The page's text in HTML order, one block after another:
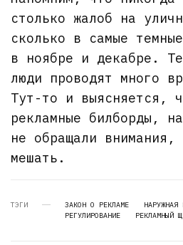
столько жалоб на
сколько в самые
в ноябре и декабре.
люди проводят много
Тут-то и выясняется,
рекламные билборды,
не обращали внимания,
мешать.
ТЭГИ ЗАКОН О РЕКЛАМЕ НАРУЖНАЯ
РЕГУЛИРОВАНИЕ
РЕКЛАМНЫЙ